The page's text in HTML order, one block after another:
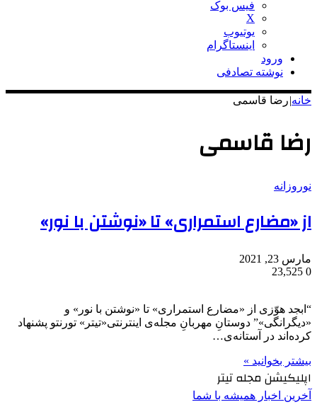
فیس بوک
X
یوتیوب
اینستاگرام
ورود
نوشته تصادفی
خانه|رضا قاسمی
رضا قاسمی
نوروزانه
از «مضارع استمراری» تا «نوشتن با نور»
مارس 23, 2021
0
“ابجد هوّزی از «مضارع استمراری» تا «نوشتن با نور» و
«دیگرانگی»” دوستانِ مهربانِ مجله‌ی اینترنتی«تیتر» تورنتو پشنهاد
کرده‌اند در آستانه‌ی…
بیشتر بخوانید »
اپلیکیشن مجله تیتر
آخرین اخبار همیشه با شما